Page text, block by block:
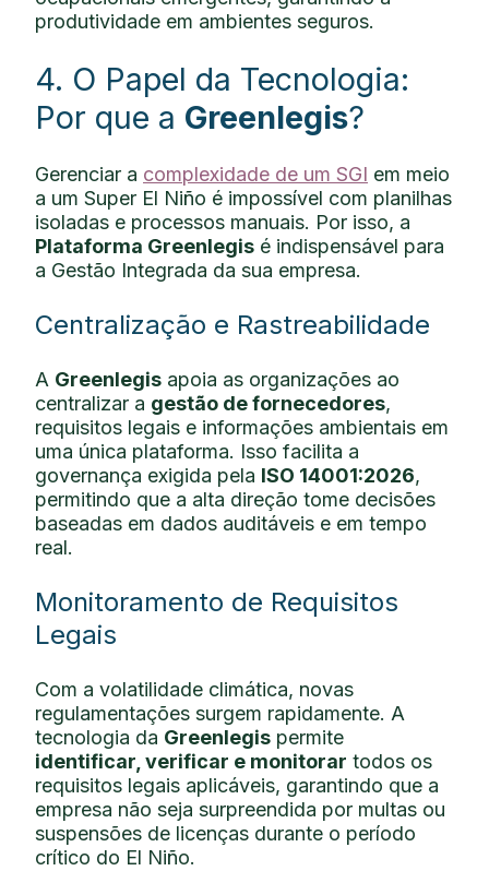
produtividade em ambientes seguros.
4. O Papel da Tecnologia:
Por que a Greenlegis?
Gerenciar a complexidade de um SGI em meio
a um Super El Niño é impossível com planilhas
isoladas e processos manuais. Por isso, a
Plataforma Greenlegis é indispensável para
a Gestão Integrada da sua empresa.
Centralização e Rastreabilidade
A Greenlegis apoia as organizações ao
centralizar a gestão de fornecedores,
requisitos legais e informações ambientais em
uma única plataforma. Isso facilita a
governança exigida pela ISO 14001:2026,
permitindo que a alta direção tome decisões
baseadas em dados auditáveis e em tempo
real.
Monitoramento de Requisitos
Legais
Com a volatilidade climática, novas
regulamentações surgem rapidamente. A
tecnologia da Greenlegis permite
identificar, verificar e monitorar todos os
requisitos legais aplicáveis, garantindo que a
empresa não seja surpreendida por multas ou
suspensões de licenças durante o período
crítico do El Niño.